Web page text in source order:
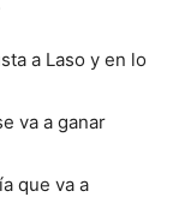
a Laso y en lo
va a ganar
que va a